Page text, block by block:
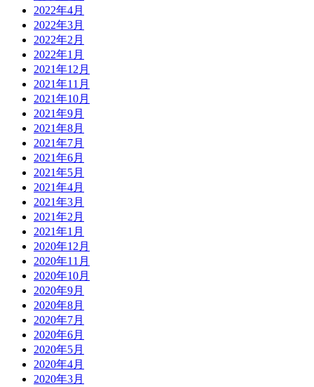
2022年4月
2022年3月
2022年2月
2022年1月
2021年12月
2021年11月
2021年10月
2021年9月
2021年8月
2021年7月
2021年6月
2021年5月
2021年4月
2021年3月
2021年2月
2021年1月
2020年12月
2020年11月
2020年10月
2020年9月
2020年8月
2020年7月
2020年6月
2020年5月
2020年4月
2020年3月